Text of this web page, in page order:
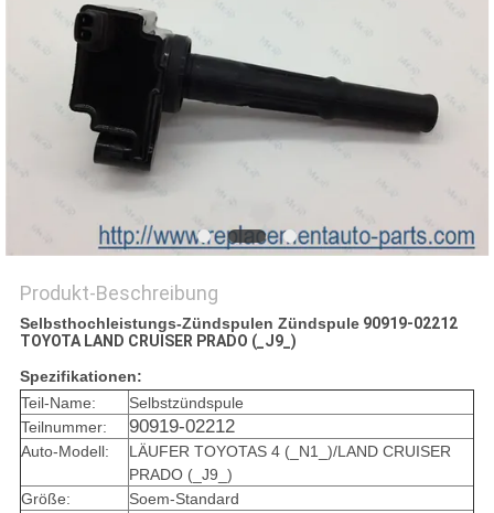
Produkt-Beschreibung
Selbsthochleistungs-Zündspulen Zündspule90919-02212
TOYOTA LAND CRUISERPRADO (_J9_)
Spezifikationen:
Teil-Name:
Selbstzündspule
Teilnummer:
90919-02212
Auto-Modell:
LÄUFER TOYOTAS 4 (_N1_)/LAND CRUISER
PRADO (_J9_)
Größe:
Soem-Standard